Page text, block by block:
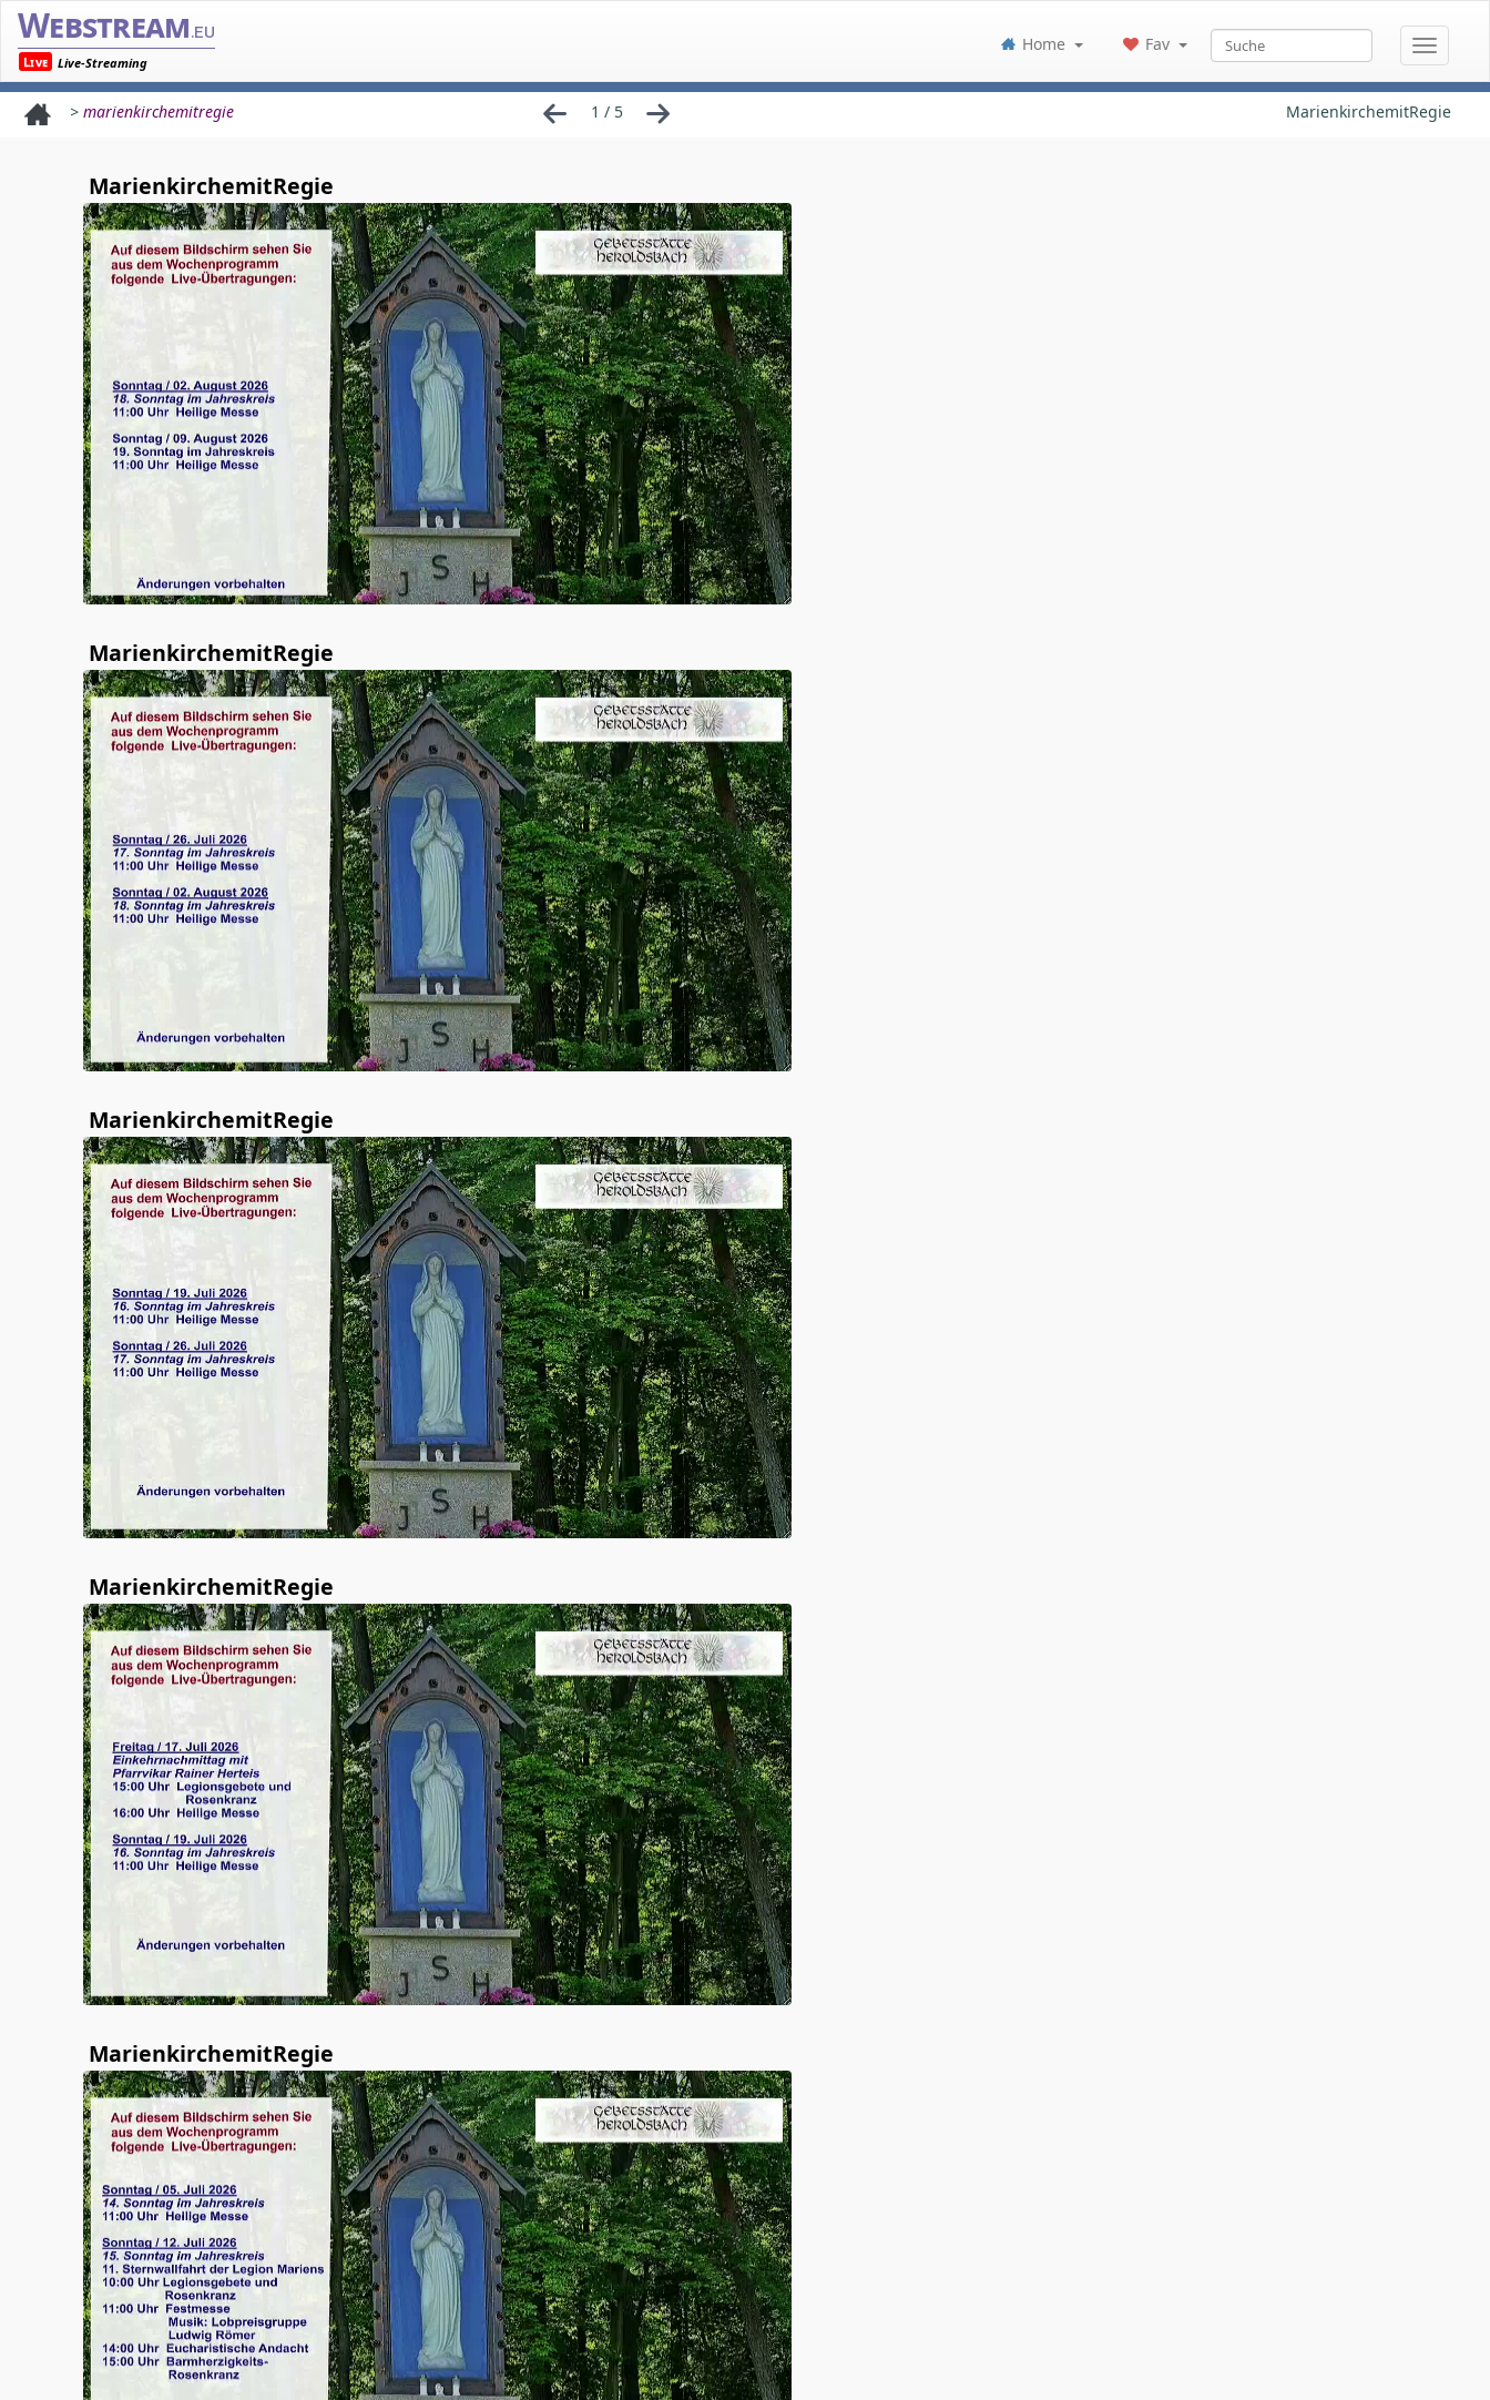
Webstream.eu
Live Live-Streaming
Home Fav
> marienkirchemitregie 1 / 5 MarienkirchemitRegie
MarienkirchemitRegie
MarienkirchemitRegie
MarienkirchemitRegie
MarienkirchemitRegie
MarienkirchemitRegie